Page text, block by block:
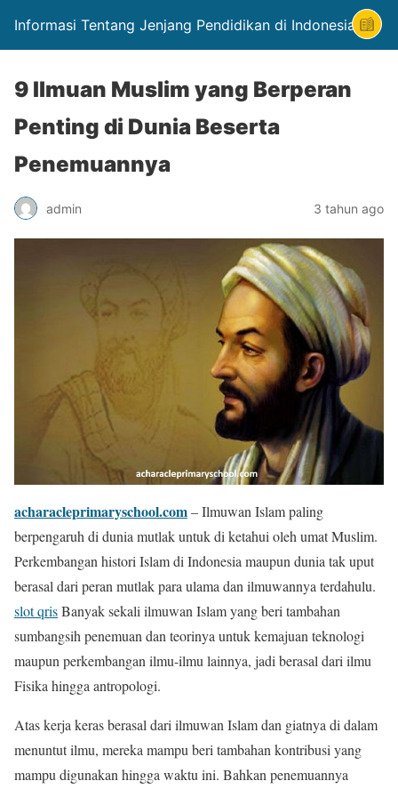
Informasi Tentang Jenjang Pendidikan di Indonesia
9 Ilmuan Muslim yang Berperan
Penting di Dunia Beserta
Penemuannya
admin 3 tahun ago
acharacleprimaryschool.com– Ilmuwan Islam paling
berpengaruh di dunia mutlak untuk di ketahui oleh umat Muslim.
Perkembangan histori Islam di Indonesia maupun dunia tak uput
berasal dari peran mutlak para ulama dan ilmuwannya terdahulu.
slot qrisBanyak sekali ilmuwan Islam yang beri tambahan
sumbangsih penemuan dan teorinya untuk kemajuan teknologi
maupun perkembangan ilmu-ilmu lainnya, jadi berasal dari ilmu
Fisika hingga antropologi.
Atas kerja keras berasal dari ilmuwan Islam dan giatnya di dalam
menuntut ilmu, mereka mampu beri tambahan kontribusi yang
mampu digunakan hingga waktu ini. Bahkan penemuannya